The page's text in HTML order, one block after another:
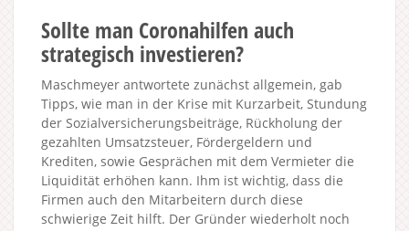
Sollte man Coronahilfen auch
strategisch investieren?
Maschmeyer antwortete zunächst allgemein, gab
Tipps, wie man in der Krise mit Kurzarbeit, Stundung
der Sozialversicherungsbeiträge, Rückholung der
gezahlten Umsatzsteuer, Fördergeldern und
Krediten, sowie Gesprächen mit dem Vermieter die
Liquidität erhöhen kann. Ihm ist wichtig, dass die
Firmen auch den Mitarbeitern durch diese
schwierige Zeit hilft. Der Gründer wiederholt noch